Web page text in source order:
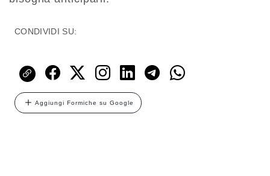
CONDIVIDI SU:
Aggiungi Formiche su Google